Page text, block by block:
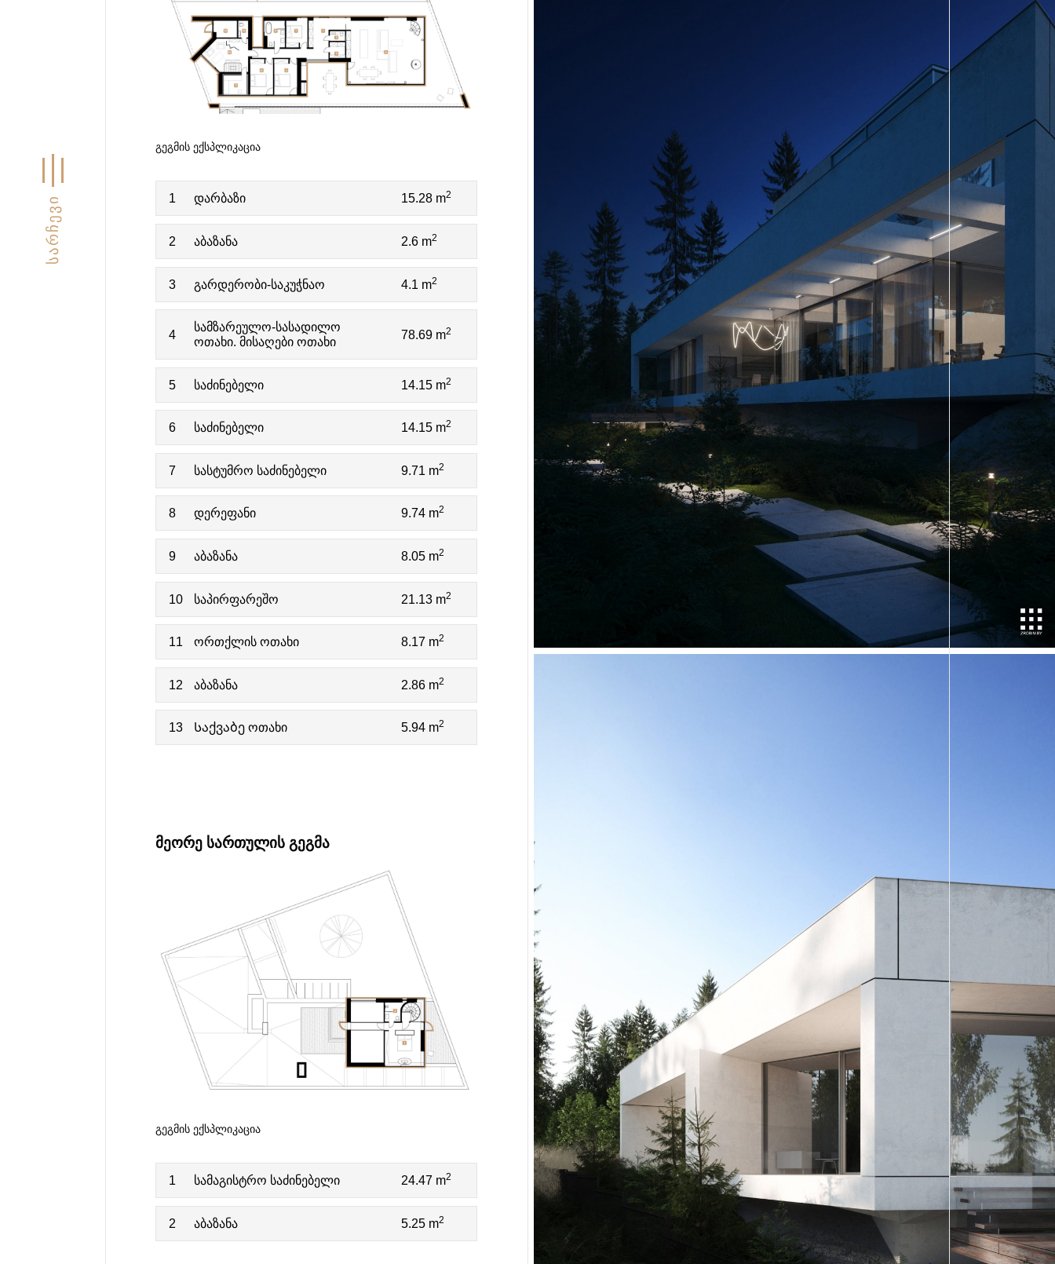
ᲡᲐᲠᲩᲔᲕᲘ
ᲒᲔᲒᲛᲘᲡ ᲔᲥᲡᲞᲚᲘᲙᲐᲪᲘᲐ
1 დარბაზი 15.28 m2
2 აბაზანა 2.6 m2
3 გარდერობი-საკუჭნაო 4.1 m2
4
სამზარეულო-სასადილო
ოთახი. მისაღები ოთახი
78.69 m2
5 საძინებელი 14.15 m2
6 საძინებელი 14.15 m2
7 სასტუმრო საძინებელი 9.71 m2
8 დერეფანი 9.74 m2
9 აბაზანა 8.05 m2
10 საპირფარეშო 21.13 m2
11 ორთქლის ოთახი 8.17 m2
12 აბაზანა 2.86 m2
13 Საქვაბე ოთახი 5.94 m2
ᲛᲔᲝᲠᲔ ᲡᲐᲠᲗᲣᲚᲘᲡ ᲒᲔᲒᲛᲐ
ᲒᲔᲒᲛᲘᲡ ᲔᲥᲡᲞᲚᲘᲙᲐᲪᲘᲐ
1 სამაგისტრო საძინებელი 24.47 m2
2 აბაზანა 5.25 m2